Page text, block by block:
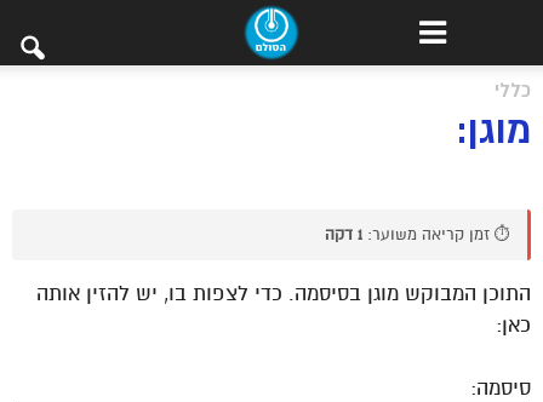
כללי
מוגן:
⏱️ זמן קריאה משוער: 1 דקה
התוכן המבוקש מוגן בסיסמה. כדי לצפות בו, יש להזין אותה
כאן:
סיסמה: